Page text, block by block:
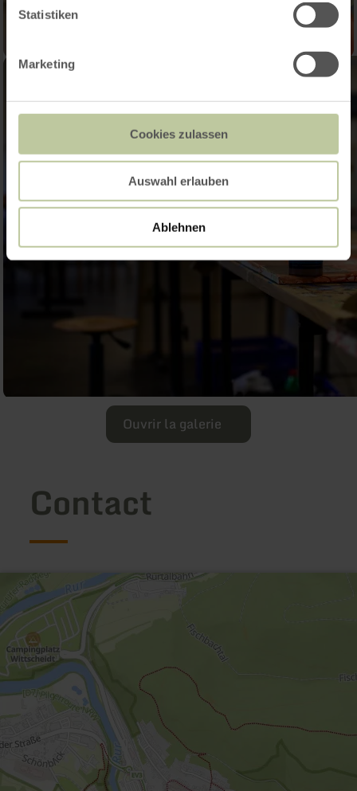
Statistiken
Marketing
Cookies zulassen
Auswahl erlauben
Ablehnen
Ouvrir la galerie
Contact